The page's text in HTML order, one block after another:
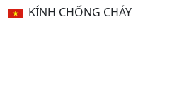
KÍNH CHỐNG CHÁY